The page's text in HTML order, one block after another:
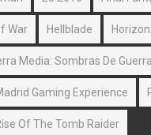
War Hellblade
Media: Sombras De Guerra
Gaming Experience
Of The Tomb Raider